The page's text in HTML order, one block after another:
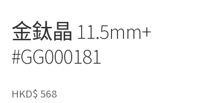
金鈦晶 11.5mm+
#GG000181
HKD$ 568